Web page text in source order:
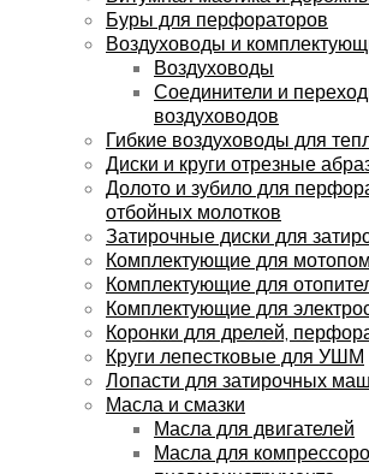
Буры для перфораторов
Воздуховоды и
Воздуховоды
Соединители и
воздуховодов
Гибкие воздуховоды для
Диски и круги отрезные
Долото и зубило для
отбойных молотков
Затирочные диски для
Комплектующие для
Комплектующие для
Комплектующие для
Коронки для дрелей,
Круги лепестковые для УШМ
Лопасти для затирочных
Масла и смазки
Масла для двигателей
Масла для